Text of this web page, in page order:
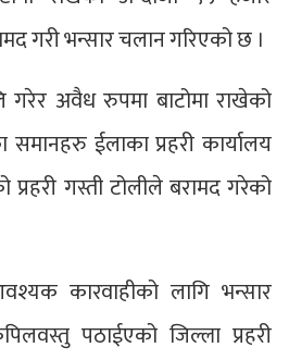
गरी भन्सार चलान गरिएको छ ।
अवैध रुपमा बाटोमा राखेको
समानहरु ईलाका प्रहरी कार्यालय
गस्ती टोलीले बरामद गरेको
कारवाहीको लागि भन्सार
पठाईएको जिल्ला प्रहरी